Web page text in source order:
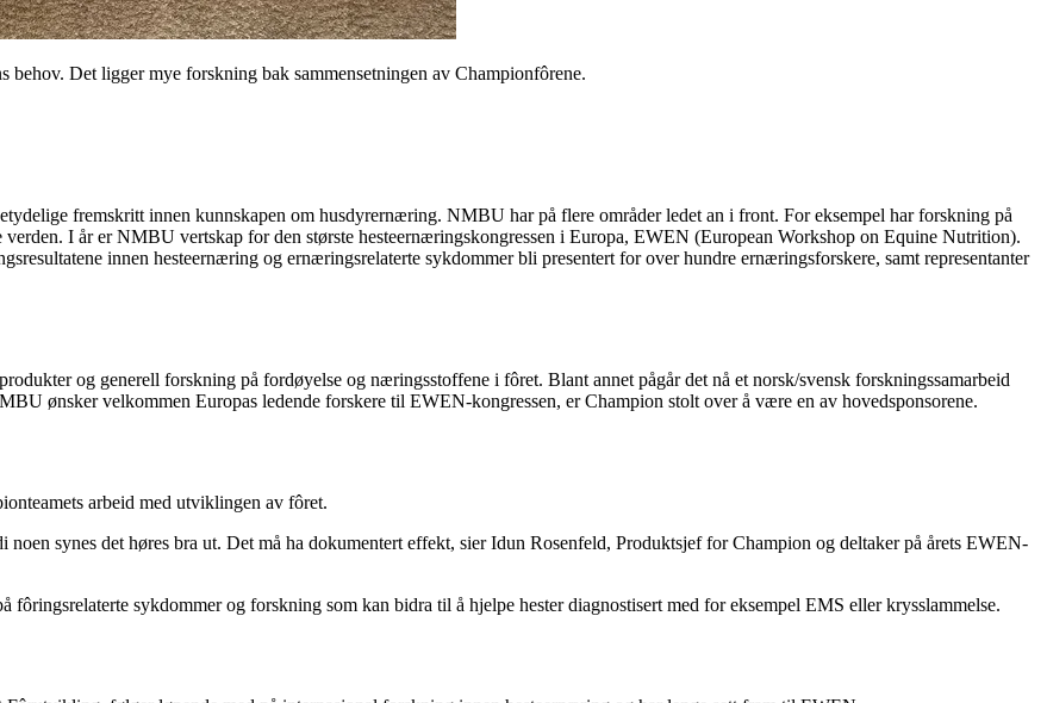
Det ligger mye forskning bak sammensetningen av Championfôrene.
fremskritt innen kunnskapen om husdyrernæring. NMBU har på flere områder ledet an i front. For eksempel har forskning på
I år er NMBU vertskap for den største hesteernæringskongressen i Europa, EWEN (European Workshop on Equine Nutrition).
innen hesteernæring og ernæringsrelaterte sykdommer bli presentert for over hundre ernæringsforskere, samt representanter
og generell forskning på fordøyelse og næringsstoffene i fôret. Blant annet pågår det nå et norsk/svensk forskningssamarbeid
ønsker velkommen Europas ledende forskere til EWEN-kongressen, er Champion stolt over å være en av hovedsponsorene.
arbeid med utviklingen av fôret.
synes det høres bra ut. Det må ha dokumentert effekt, sier Idun Rosenfeld, Produktsjef for Champion og deltaker på årets EWEN-
sykdommer og forskning som kan bidra til å hjelpe hester diagnostisert med for eksempel EMS eller krysslammelse.